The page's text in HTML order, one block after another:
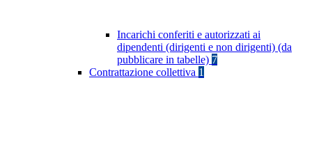
Incarichi conferiti e autorizzati ai
dipendenti (dirigenti e non dirigenti) (da
pubblicare in tabelle) 7
Contrattazione collettiva 1